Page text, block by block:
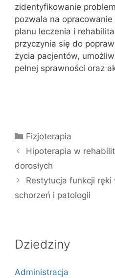
zidentyfikowanie
pozwala na
planu leczenia i
przyczynia się do
życia pacjentów,
pełnej sprawności oraz
Kategorie
Fizjoterapia
Hipoterapia w
dorosłych
Restytucja funkcji ręki
schorzeń i patologii
Dziedziny
Administracja